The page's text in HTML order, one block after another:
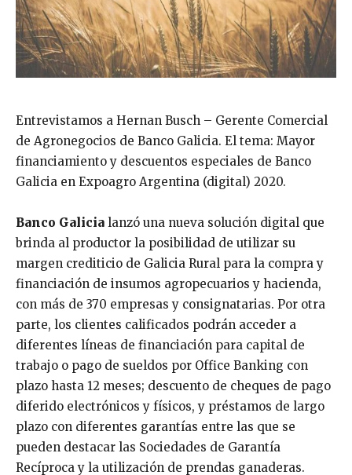
Entrevistamos a Hernan Busch – Gerente Comercial
de Agronegocios de Banco Galicia. El tema: Mayor
financiamiento y descuentos especiales de Banco
Galicia en Expoagro Argentina (digital) 2020.
Banco Galicia lanzó una nueva solución digital que
brinda al productor la posibilidad de utilizar su
margen crediticio de Galicia Rural para la compra y
financiación de insumos agropecuarios y hacienda,
con más de 370 empresas y consignatarias. Por otra
parte, los clientes calificados podrán acceder a
diferentes líneas de financiación para capital de
trabajo o pago de sueldos por Office Banking con
plazo hasta 12 meses; descuento de cheques de pago
diferido electrónicos y físicos, y préstamos de largo
plazo con diferentes garantías entre las que se
pueden destacar las Sociedades de Garantía
Recíproca y la utilización de prendas ganaderas.